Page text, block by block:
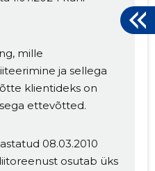
mille
ja sellega
klientideks on
ettevõtted.
08.03.2010
osutab üks